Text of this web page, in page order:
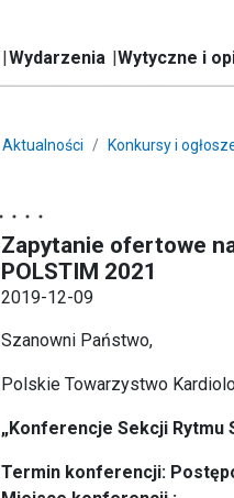
Wydarzenia Wytyczne i
Aktualności Konkursy i
Zapytanie ofertowe
POLSTIM 2021
2019-12-09
Szanowni Państwo,
Polskie Towarzystwo
„Konferencje Sekcji Rytmu
Termin konferencji: